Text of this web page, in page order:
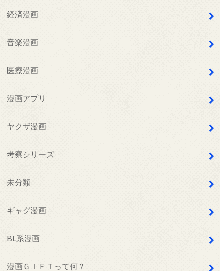
経済漫画
音楽漫画
医療漫画
漫画アプリ
ヤクザ漫画
考察シリーズ
未分類
ギャグ漫画
BL系漫画
漫画ＧＩＦＴって何？